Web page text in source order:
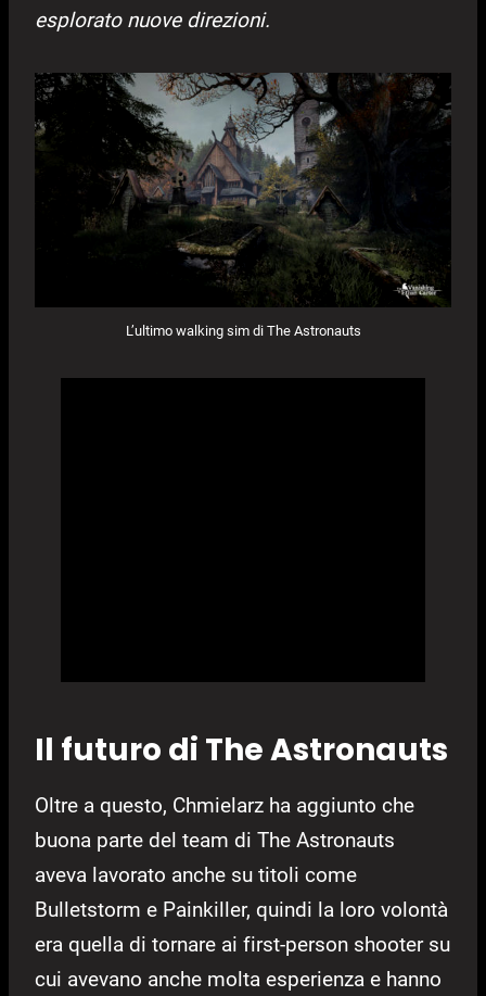
esplorato nuove direzioni.
L’ultimo walking sim di The Astronauts
Il futuro di The Astronauts
Oltre a questo, Chmielarz ha aggiunto che
buona parte del team di The Astronauts
aveva lavorato anche su titoli come
Bulletstorm e Painkiller, quindi la loro volontà
era quella di tornare ai first-person shooter su
cui avevano anche molta esperienza e hanno